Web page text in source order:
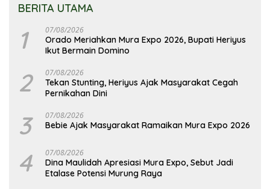
BERITA UTAMA
1 07/08/2026
Orado Meriahkan Mura Expo 2026, Bupati Heriyus
Ikut Bermain Domino
2 07/08/2026
Tekan Stunting, Heriyus Ajak Masyarakat Cegah
Pernikahan Dini
3 07/08/2026
Bebie Ajak Masyarakat Ramaikan Mura Expo 2026
4 07/08/2026
Dina Maulidah Apresiasi Mura Expo, Sebut Jadi
Etalase Potensi Murung Raya